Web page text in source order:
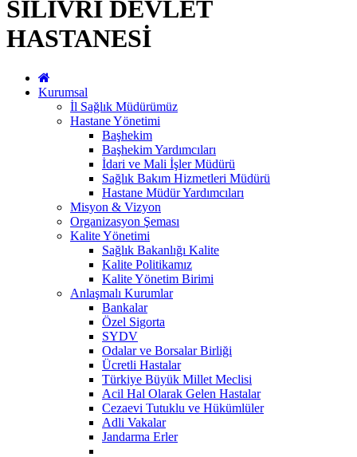
SİLİVRİ DEVLET
HASTANESİ
Kurumsal
İl Sağlık Müdürümüz
Hastane Yönetimi
Başhekim
Başhekim Yardımcıları
İdari ve Mali İşler Müdürü
Sağlık Bakım Hizmetleri Müdürü
Hastane Müdür Yardımcıları
Misyon & Vizyon
Organizasyon Şeması
Kalite Yönetimi
Sağlık Bakanlığı Kalite
Kalite Politikamız
Kalite Yönetim Birimi
Anlaşmalı Kurumlar
Bankalar
Özel Sigorta
SYDV
Odalar ve Borsalar Birliği
Ücretli Hastalar
Türkiye Büyük Millet Meclisi
Acil Hal Olarak Gelen Hastalar
Cezaevi Tutuklu ve Hükümlüler
Adli Vakalar
Jandarma Erler